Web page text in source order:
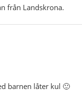
från Landskrona.
barnen låter kul 🙂